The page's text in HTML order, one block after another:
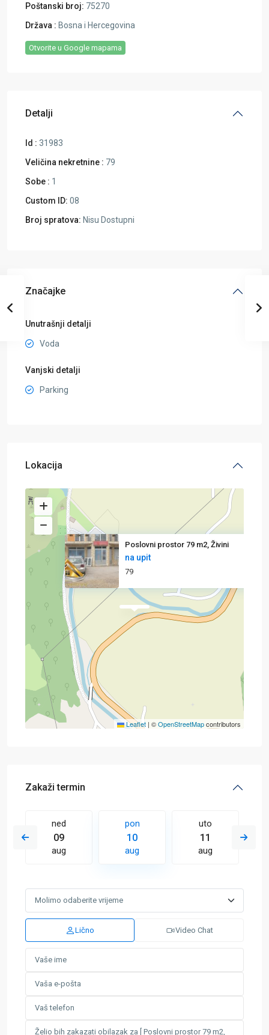
Poštanski broj: 75270
Država : Bosna i Hercegovina
Otvorite u Google mapama
Detalji
Id : 31983
Veličina nekretnine : 79
Sobe : 1
Custom ID: 08
Broj spratova: Nisu Dostupni
Značajke
Unutrašnji detalji
Voda
Vanjski detalji
Parking
Lokacija
Poslovni prostor 79 m2, Živini
na upit
79
Leaflet | ©OpenStreetMapcontributors
Zakaži termin
ned
09
aug
pon
10
aug
uto
11
aug
Lično Video Chat